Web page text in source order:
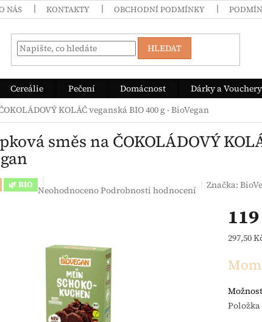
NÁS KONTAKTY OBCHODNÍ PODMÍNKY
HLEDAT
Cereálie Pečení Domácnost Dárky a Vouchery
KOLÁČ veganská BIO 400 g - BioVegan
směs na ČOKOLÁDOVÝ
🌿 BIO Průměrné hodnocení produktu je 0,0 z 5 hvězdiček.
NeohodnocenoPodrobnosti hodnocení Značka:
Měrná
297,50